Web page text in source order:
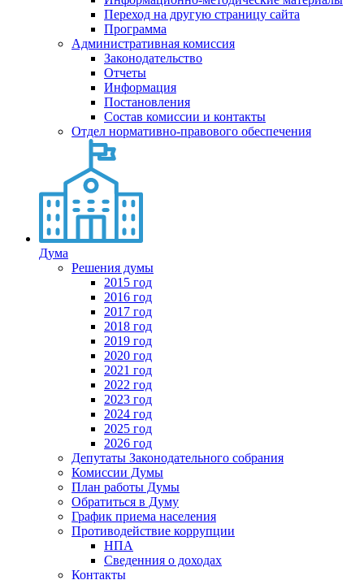
Переход на другую страницу сайта
Программа
Административная комиссия
Законодательство
Отчеты
Информация
Постановления
Состав комиссии и контакты
Отдел нормативно-правового обеспечения
Дума
Решения думы
2015 год
2016 год
2017 год
2018 год
2019 год
2020 год
2021 год
2022 год
2023 год
2024 год
2025 год
2026 год
Депутаты Законодательного собрания
Комиссии Думы
План работы Думы
Обратиться в Думу
График приема населения
Противодействие коррупции
НПА
Сведенния о доходах
Контакты